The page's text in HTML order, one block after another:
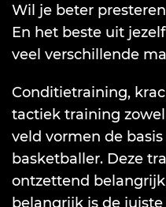
Wil je beter
En het beste uit
veel verschillende
Conditietraining,
tactiek training
veld vormen de
basketballer. Deze
ontzettend
belangrijk is de